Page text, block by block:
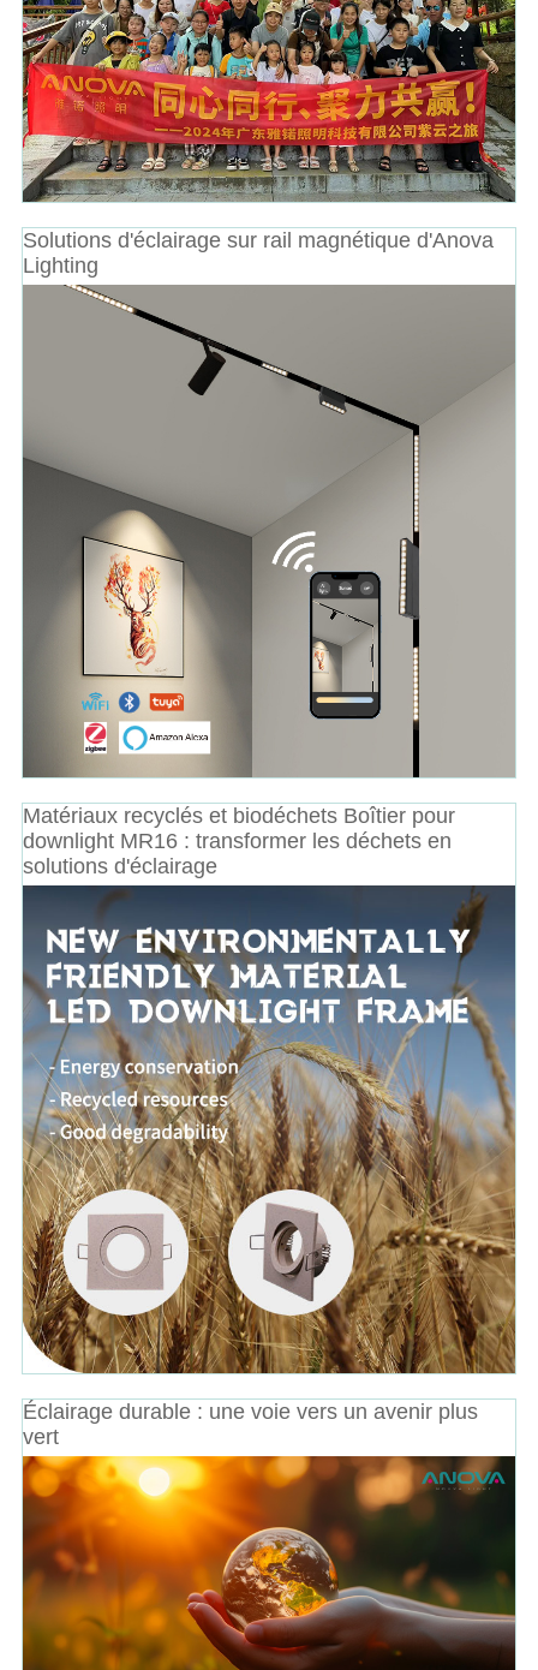
Solutions d'éclairage sur rail magnétique d'Anova
Lighting
Matériaux recyclés et biodéchets Boîtier pour
downlight MR16 : transformer les déchets en
solutions d'éclairage
Éclairage durable : une voie vers un avenir plus
vert